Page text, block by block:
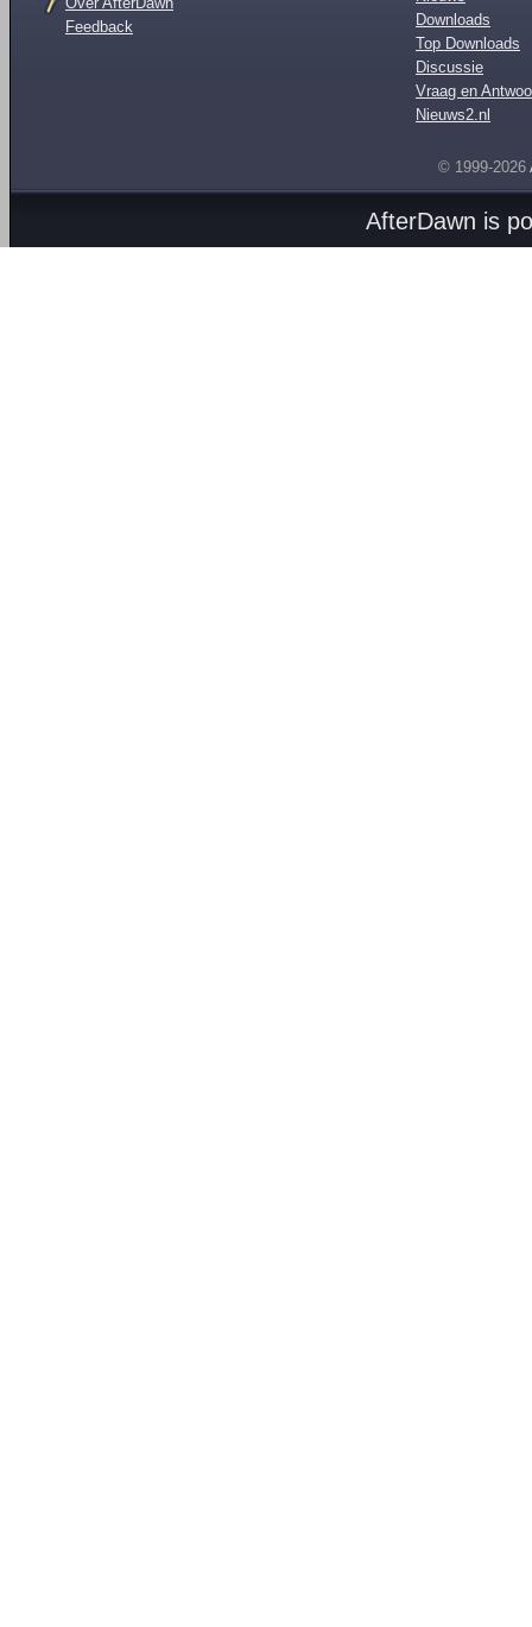
Feedback
Downloads
Top Downloads
Discussie
Vraag en
Nieuws2.nl
© 1999-2026
AfterDawn is